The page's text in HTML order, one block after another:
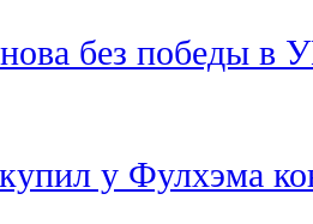
без победы
у Фулхэма